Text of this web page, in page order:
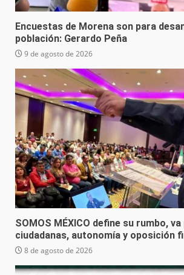
Encuestas de Morena son para
población: Gerardo Peña
9 de agosto de 2026
SOMOS MÉXICO define su rumbo,
ciudadanas, autonomía y oposición
8 de agosto de 2026